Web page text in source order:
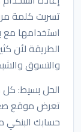
تسربت كلمة
استخدامها
الطريقة لأن
والتسوق
الحل بسيط:
تعرض موقع
حسابك البنكي